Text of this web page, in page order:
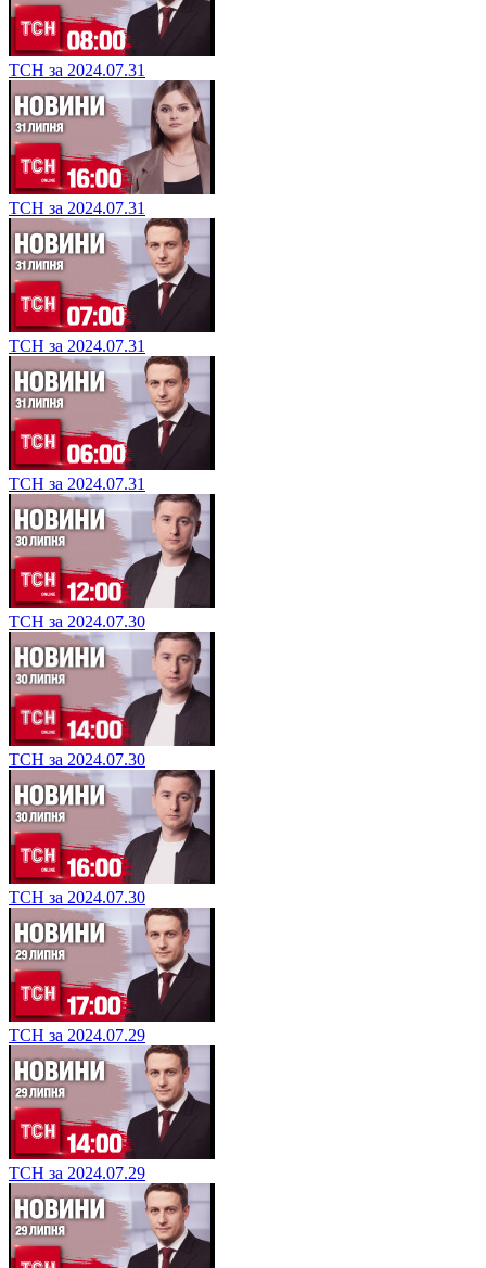
ТСН за 2024.07.31
ТСН за 2024.07.31
ТСН за 2024.07.31
ТСН за 2024.07.31
ТСН за 2024.07.30
ТСН за 2024.07.30
ТСН за 2024.07.30
ТСН за 2024.07.29
ТСН за 2024.07.29